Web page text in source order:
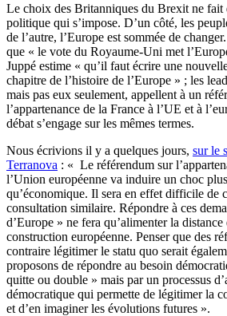
Le choix des Britanniques du Brexit ne fait
politique qui s’impose. D’un côté, les
de l’autre, l’Europe est sommée de
que « le vote du Royaume-Uni met
Juppé estime « qu’il faut écrire une
chapitre de l’histoire de l’Europe » ; les
mais pas eux seulement, appellent à un
l’appartenance de la France à l’UE et à
débat s’engage sur les mêmes termes.
Nous écrivions il y a quelques jours, sur le
Terranova : « Le référendum sur
l’Union européenne va induire un choc
qu’économique. Il sera en effet difficile de
consultation similaire. Répondre à ces
d’Europe » ne fera qu’alimenter la distance
construction européenne. Penser que des
contraire légitimer le statu quo serait
proposons de répondre au besoin
quitte ou double » mais par un processus
démocratique qui permette de légitimer la
et d’en imaginer les évolutions futures ».